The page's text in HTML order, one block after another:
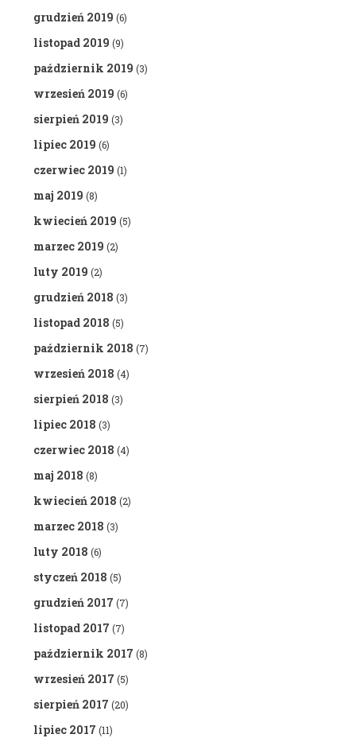
grudzień 2019 (6)
listopad 2019 (9)
październik 2019 (3)
wrzesień 2019 (6)
sierpień 2019 (3)
lipiec 2019 (6)
czerwiec 2019 (1)
maj 2019 (8)
kwiecień 2019 (5)
marzec 2019 (2)
luty 2019 (2)
grudzień 2018 (3)
listopad 2018 (5)
październik 2018 (7)
wrzesień 2018 (4)
sierpień 2018 (3)
lipiec 2018 (3)
czerwiec 2018 (4)
maj 2018 (8)
kwiecień 2018 (2)
marzec 2018 (3)
luty 2018 (6)
styczeń 2018 (5)
grudzień 2017 (7)
listopad 2017 (7)
październik 2017 (8)
wrzesień 2017 (5)
sierpień 2017 (20)
lipiec 2017 (11)